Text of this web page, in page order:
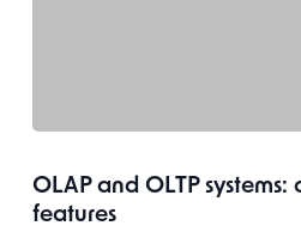
OLAP and OLTP
features